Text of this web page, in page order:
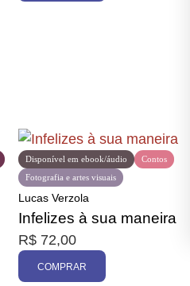
Contos
Disponível em ebook/áudio
Fotografia e artes visuais
Lucas Verzola
Infelizes à sua maneira
R$ 72,00
COMPRAR